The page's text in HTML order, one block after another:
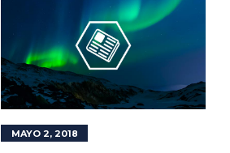
MAYO 2, 2018